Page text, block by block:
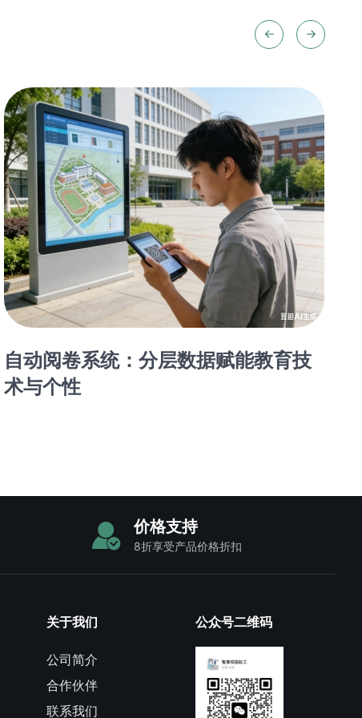
自动阅卷系统：分层数据赋能教育技
术与个性
价格支持
8折享受产品价格折扣
关于我们
公司简介
合作伙伴
联系我们
公众号二维码